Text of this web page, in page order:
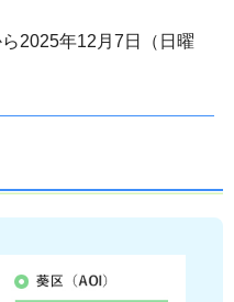
2025年12月7日（日曜